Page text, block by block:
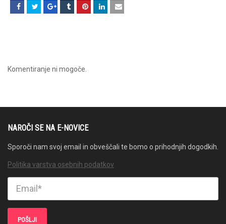
Komentiranje ni mogoče.
NAROČI SE NA E-NOVICE
Sporoči nam svoj email in obveščali te bomo o prihodnjih dogodkih.
Politika varstva osebnih podatkov